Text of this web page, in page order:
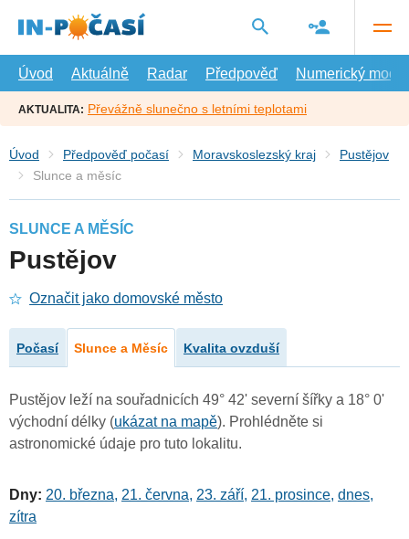
hlavní
Úvod
Aktuálně Radar Předpověď Numerický model
AKTUALITA: Převážně slunečno s letními teplotami
Úvod Předpověď počasí Moravskoslezský kraj
Pustějov
Slunce a měsíc
SLUNCE A MĚSÍC
Pustějov
Označit jako domovské město
Počasí Slunce a Měsíc Kvalita ovzduší
Pustějov leží na souřadnicích 49° 42' severní šířky a 18° 0'
východní délky (ukázat na mapě). Prohlédněte si
astronomické údaje pro tuto lokalitu.
Dny: 20. března, 21. června, 23. září, 21. prosince, dnes,
zítra